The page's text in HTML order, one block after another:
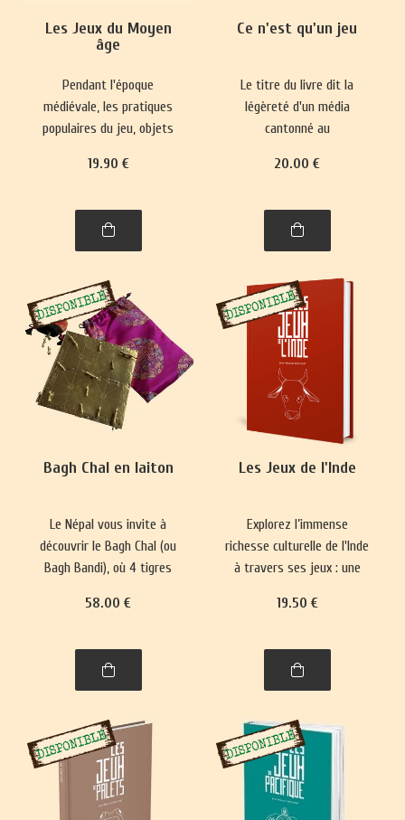
Les Jeux du Moyen
âge
Pendant l'époque
médiévale, les pratiques
populaires du jeu, objets
fréquemment à des
Parallèlement, des jeux
plus complexes ont
classes sociales
aristocratiques.
19.90 €
Ce n'est qu'un jeu
Le titre du livre dit la
légèreté d'un média
cantonné au
mineure dans le paysage
réactualise nos
représentations du monde
sociales depuis 5000 ans.
20.00 €
Bagh Chal en laiton
Le Népal vous invite à
découvrir le Bagh Chal (ou
Bagh Bandi), où 4 tigres
58.00 €
Les Jeux de l'Inde
Explorez l’immense
richesse culturelle de l'Inde
à travers ses jeux : une
divertissement, plaisir,
spiritualité. Un voyage
captivant dans l’histoire,
19.50 €